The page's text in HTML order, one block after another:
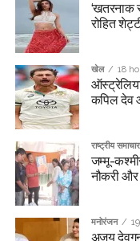
‘खतरनाक
रोहित
खेल 18
कपिल देव
राष्ट्रीय समाचार
जम्मू-
नौकरी
मनोरंजन
अजय